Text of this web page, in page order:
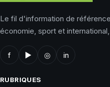
Le fil d'information de
économie, sport et
f ▶ ◎ in
RUBRIQUES